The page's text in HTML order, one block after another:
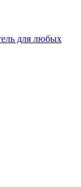
для любых